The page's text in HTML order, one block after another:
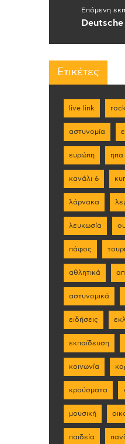
Επόμενη
Ετικέτες
live link
αστυνομία
ευρώπη ηπα
κανάλι 6
λάρνακα
λευκωσία
πάφος
αθλητικά
αστυνομικά
ειδήσεις
εκπαίδευση
κοινωνία
κρούσματα
μουσική
παιδεία